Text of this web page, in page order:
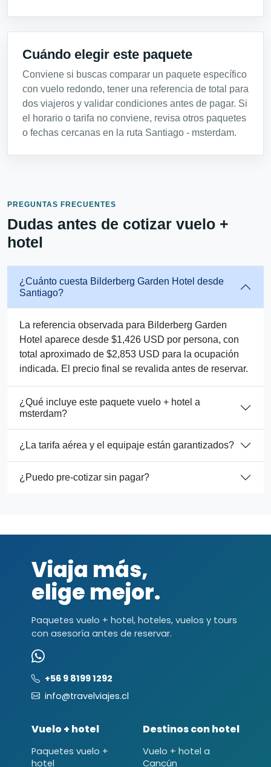
Cuándo elegir este paquete
Conviene si buscas comparar un paquete específico
con vuelo redondo, tener una referencia de total para
dos viajeros y validar condiciones antes de pagar. Si
el horario o tarifa no conviene, revisa otros paquetes
o fechas cercanas en la ruta Santiago - msterdam.
PREGUNTAS FRECUENTES
Dudas antes de cotizar vuelo +
hotel
¿Cuánto cuesta Bilderberg Garden Hotel desde
Santiago?
La referencia observada para Bilderberg Garden
Hotel aparece desde $1,426 USD por persona, con
total aproximado de $2,853 USD para la ocupación
indicada. El precio final se revalida antes de reservar.
¿Qué incluye este paquete vuelo + hotel a
msterdam?
¿La tarifa aérea y el equipaje están garantizados?
¿Puedo pre-cotizar sin pagar?
Viaja más,
elige mejor.
Paquetes vuelo + hotel, hoteles, vuelos y tours
con asesoría antes de reservar.
+56 9 8199 1292
info@travelviajes.cl
Vuelo + hotel
Paquetes vuelo +
hotel
Destinos con hotel
Vuelo + hotel a
Cancún